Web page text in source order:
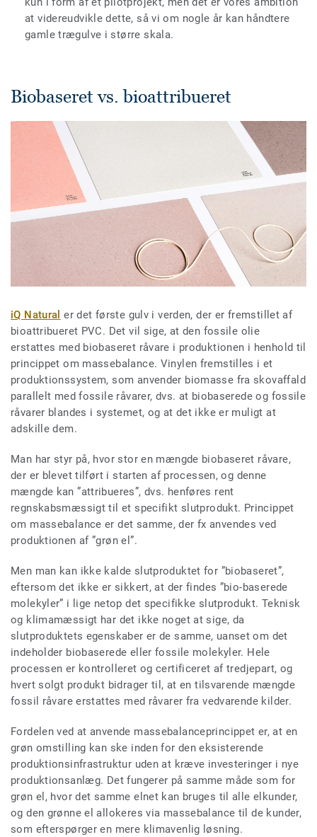
at videreudvikle dette, så vi om nogle år kan håndtere
gamle trægulve i større skala.
Biobaseret vs. bioattribueret
iQ Natural er det første gulv i verden, der er fremstillet af
bioattribueret PVC. Det vil sige, at den fossile olie
erstattes med biobaseret råvare i produktionen i henhold til
princippet om massebalance. Vinylen fremstilles i et
produktionssystem, som anvender biomasse fra skovaffald
parallelt med fossile råvarer, dvs. at biobaserede og fossile
råvarer blandes i systemet, og at det ikke er muligt at
adskille dem.
Man har styr på, hvor stor en mængde biobaseret råvare,
der er blevet tilført i starten af processen, og denne
mængde kan ”attribueres”, dvs. henføres rent
regnskabsmæssigt til et specifikt slutprodukt. Princippet
om massebalance er det samme, der fx anvendes ved
produktionen af ”grøn el”.
Men man kan ikke kalde slutproduktet for ”biobaseret”,
eftersom det ikke er sikkert, at der findes ”bio-baserede
molekyler” i lige netop det specifikke slutprodukt. Teknisk
og klimamæssigt har det ikke noget at sige, da
slutproduktets egenskaber er de samme, uanset om det
indeholder biobaserede eller fossile molekyler. Hele
processen er kontrolleret og certificeret af tredjepart, og
hvert solgt produkt bidrager til, at en tilsvarende mængde
fossil råvare erstattes med råvarer fra vedvarende kilder.
Fordelen ved at anvende massebalanceprincippet er, at en
grøn omstilling kan ske inden for den eksisterende
produktionsinfrastruktur uden at kræve investeringer i nye
produktionsanlæg. Det fungerer på samme måde som for
grøn el, hvor det samme elnet kan bruges til alle elkunder,
og den grønne el allokeres via massebalance til de kunder,
som efterspørger en mere klimavenlig løsning.